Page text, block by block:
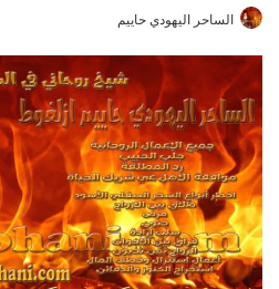
الساحر اليهودي حاييم